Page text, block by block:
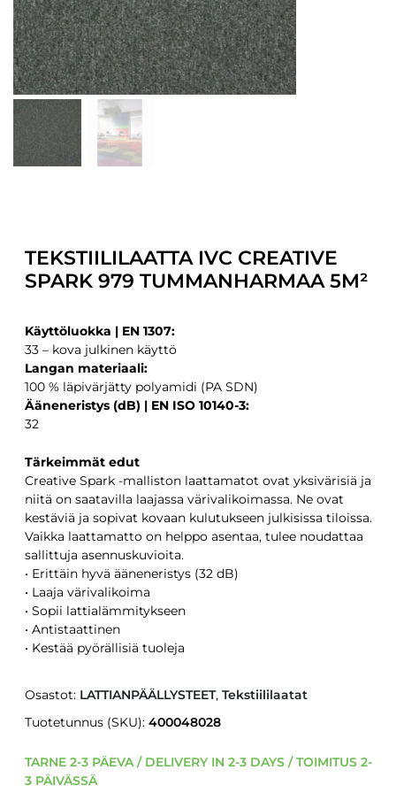
TEKSTIILILAATTA IVC CREATIVE
SPARK 979 TUMMANHARMAA 5M²
Käyttöluokka | EN 1307:
33 – kova julkinen käyttö
Langan materiaali:
100 % läpivärjätty polyamidi (PA SDN)
Ääneneristys (dB) | EN ISO 10140-3:
32
Tärkeimmät edut
Creative Spark -malliston laattamatot ovat yksivärisiä ja
niitä on saatavilla laajassa värivalikoimassa. Ne ovat
kestäviä ja sopivat kovaan kulutukseen julkisissa tiloissa.
Vaikka laattamatto on helppo asentaa, tulee noudattaa
sallittuja asennuskuvioita.
• Erittäin hyvä ääneneristys (32 dB)
• Laaja värivalikoima
• Sopii lattialämmitykseen
• Antistaattinen
• Kestää pyörällisiä tuoleja
TARNE 2-3 PÄEVA / DELIVERY IN 2-3 DAYS / TOIMITUS 2-
3 PÄIVÄSSÄ
Tuotetunnus (SKU):400048028
Osastot: LATTIANPÄÄLLYSTEET,Tekstiililaatat